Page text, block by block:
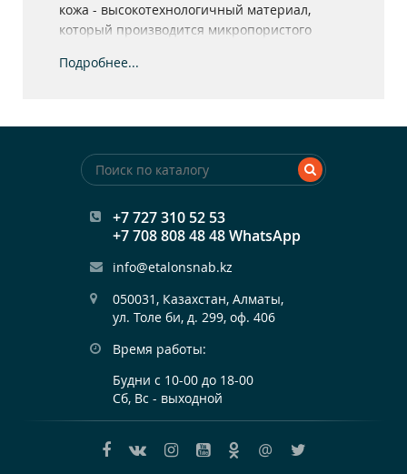
кожа - высокотехнологичный материал,
который производится микропористого
на однослойной и двухслойной ПУ / ПУ-ПУ
загрязнений, пыли, влаги, масел и др.
Обувь серии ЭКОНОМ идеально подходит для
закупок с дефицитом бюджета. Может
использоваться для работ во всех отраслях
промышленности: горно-рудной,
строительной, нефтяной,
сельскохозяйственной, транспортной,
металлургической и многих других.
Благодаря своей легкости, обувь позволяет
работникам выполнять свой труд в течении
всего дня не испытывая усталости.
Подошва из полиуретановая -
маслобензостойкая, кислотостойкая,
щелочестойкая, обеспечивает защиту от
Профиль ходового слоя подошвы
Подробнее...
+7 727 310 52 53
+7 708 808 48 48 WhatsApp
info@etalonsnab.kz
050031, Казахстан, Алматы,
ул. Толе би, д. 299, оф. 406
Время работы:
Будни с 10-00 до 18-00
Сб, Вс - выходной
@